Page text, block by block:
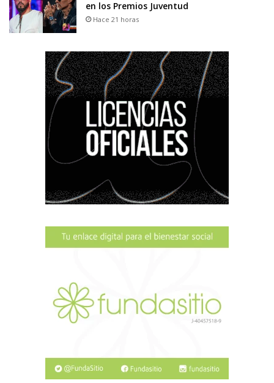
en los Premios Juventud
Hace 21 horas